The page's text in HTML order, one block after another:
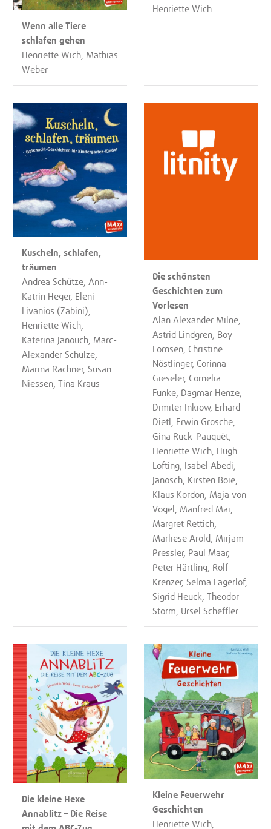
Wenn alle Tiere
schlafen gehen
Henriette Wich, Mathias
Weber
Henriette Wich
Kuscheln, schlafen,
träumen
Andrea Schütze, Ann-
Katrin Heger, Eleni
Livanios (Zabini),
Henriette Wich,
Katerina Janouch, Marc-
Alexander Schulze,
Marina Rachner, Susan
Niessen, Tina Kraus
Die schönsten
Geschichten zum
Vorlesen
Alan Alexander Milne,
Astrid Lindgren, Boy
Lornsen, Christine
Nöstlinger, Corinna
Gieseler, Cornelia
Funke, Dagmar Henze,
Dimiter Inkiow, Erhard
Dietl, Erwin Grosche,
Gina Ruck-Pauquèt,
Henriette Wich, Hugh
Lofting, Isabel Abedi,
Janosch, Kirsten Boie,
Klaus Kordon, Maja von
Vogel, Manfred Mai,
Margret Rettich,
Marliese Arold, Mirjam
Pressler, Paul Maar,
Peter Härtling, Rolf
Krenzer, Selma Lagerlöf,
Sigrid Heuck, Theodor
Storm, Ursel Scheffler
Die kleine Hexe
Annablitz – Die Reise
Kleine Feuerwehr
Geschichten
Henriette Wich,